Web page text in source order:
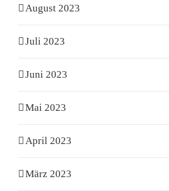
August 2023
Juli 2023
Juni 2023
Mai 2023
April 2023
März 2023